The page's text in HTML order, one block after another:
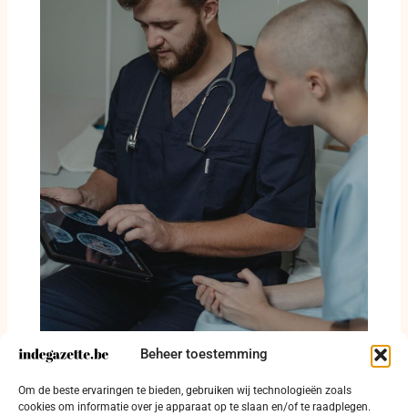
Beheer toestemming
Om de beste ervaringen te bieden, gebruiken wij technologieën zoals
cookies om informatie over je apparaat op te slaan en/of te raadplegen.
Oostende betaalt huur om huisarts naar
Zandvoorde te halen